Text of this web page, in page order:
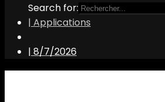
Search for:
| Applications
| 8/7/2026